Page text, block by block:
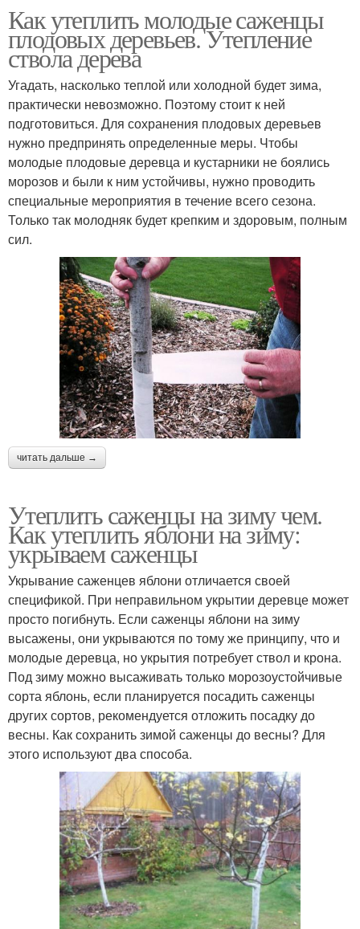
Как утеплить молодые саженцы
плодовых деревьев. Утепление
ствола дерева
Угадать, насколько теплой или холодной будет зима,
практически невозможно. Поэтому стоит к ней
подготовиться. Для сохранения плодовых деревьев
нужно предпринять определенные меры. Чтобы
молодые плодовые деревца и кустарники не боялись
морозов и были к ним устойчивы, нужно проводить
специальные мероприятия в течение всего сезона.
Только так молодняк будет крепким и здоровым, полным
сил.
читать дальше →
Утеплить саженцы на зиму чем.
Как утеплить яблони на зиму:
укрываем саженцы
Укрывание саженцев яблони отличается своей
спецификой. При неправильном укрытии деревце может
просто погибнуть. Если саженцы яблони на зиму
высажены, они укрываются по тому же принципу, что и
молодые деревца, но укрытия потребует ствол и крона.
Под зиму можно высаживать только морозоустойчивые
сорта яблонь, если планируется посадить саженцы
других сортов, рекомендуется отложить посадку до
весны. Как сохранить зимой саженцы до весны? Для
этого используют два способа.